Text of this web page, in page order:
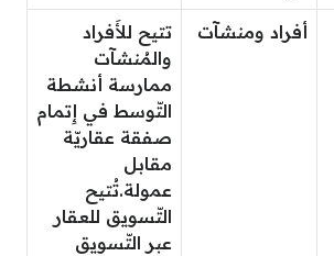
أفراد ومنشآت
تتيح للأَفراد
والمُنشآت
ممارسة أنشطة
التّوسط في إِتمام
صفقة عقاريّة
مقابل
عمولة.تُتيح
التّسويق للعقار
عبر التّسويق